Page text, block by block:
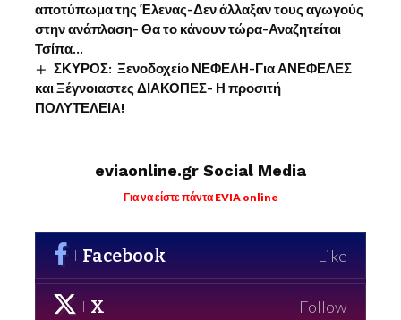
αποτύπωμα της Έλενας-Δεν άλλαξαν τους αγωγούς
στην ανάπλαση- Θα το κάνουν τώρα-Αναζητείται
Τσίπα…
ΣΚΥΡΟΣ: Ξενοδοχείο ΝΕΦΕΛΗ-Για ΑΝΕΦΕΛΕΣ
και Ξέγνοιαστες ΔΙΑΚΟΠΕΣ- Η προσιτή
ΠΟΛΥΤΕΛΕΙΑ!
eviaonline.gr Social Media
Για να είστε πάντα EVIA online
Facebook Like
X Follow